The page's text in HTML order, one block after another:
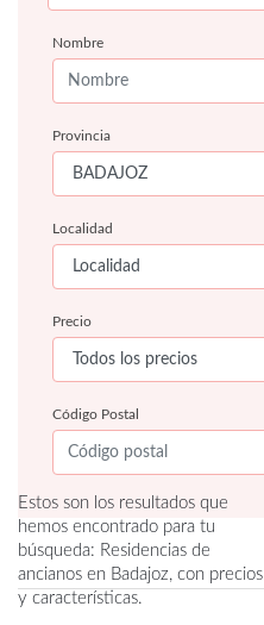
Nombre
Provincia
Localidad
Precio
Código Postal
Estos son los resultados que
hemos encontrado para tu
búsqueda: Residencias de
ancianos en Badajoz, con precios
y características.